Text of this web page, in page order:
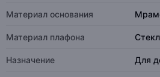
Материал основания
Материал плафона
Назначение Для